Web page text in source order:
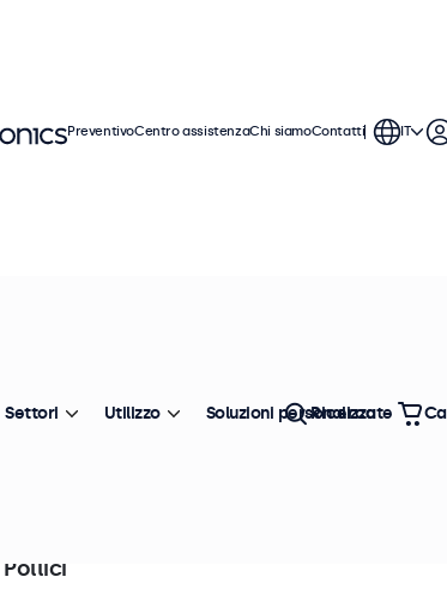
Questi monitor da 15 pollici offrono varie
loro di integrarsi perfettamente qualsiasi
Più
Pollici
PreventivoCentro assistenzaChi siamoContatti IT
Settori Utilizzo Soluzioni personalizzate
Ricerca